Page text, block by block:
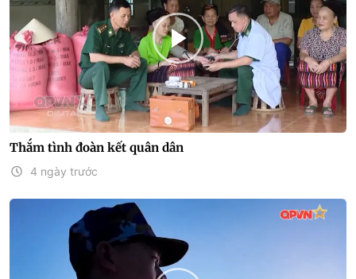
Thắm tình đoàn kết quân dân
4 ngày trước